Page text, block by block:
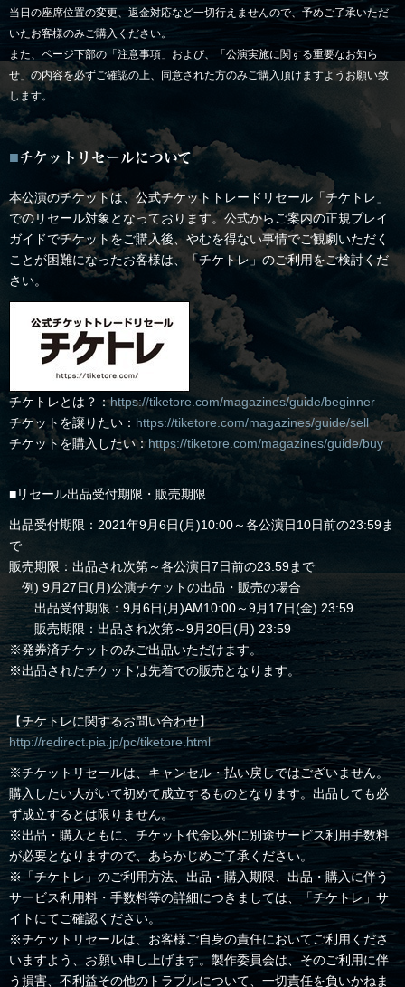
当日の座席位置の変更、返金対応など一切行えませんので、予めご了承いただ
いたお客様のみご購入ください。
また、ページ下部の「注意事項」および、「公演実施に関する重要なお知ら
せ」の内容を必ずご確認の上、同意された方のみご購入頂けますようお願い致
します。
チケットリセールについて
本公演のチケットは、公式チケットトレードリセール「チケトレ」
でのリセール対象となっております。公式からご案内の正規プレイ
ガイドでチケットをご購入後、やむを得ない事情でご観劇いただく
ことが困難になったお客様は、「チケトレ」のご利用をご検討くだ
さい。
チケトレとは？：https://tiketore.com/magazines/guide/beginner
チケットを譲りたい： https://tiketore.com/magazines/guide/sell
チケットを購入したい：https://tiketore.com/magazines/guide/buy
■リセール出品受付期限・販売期限
出品受付期限：2021年9月6日(月)10:00～各公演日10日前の23:59ま
で
販売期限：出品され次第～各公演日7日前の23:59まで
例) 9月27日(月)公演チケットの出品・販売の場合
出品受付期限：9月6日(月)AM10:00～9月17日(金) 23:59
販売期限：出品され次第～9月20日(月) 23:59
※発券済チケットのみご出品いただけます。
※出品されたチケットは先着での販売となります。
【チケトレに関するお問い合わせ】
http://redirect.pia.jp/pc/tiketore.html
※チケットリセールは、キャンセル・払い戻しではございません。
購入したい人がいて初めて成立するものとなります。出品しても必
ず成立するとは限りません。
※出品・購入ともに、チケット代金以外に別途サービス利用手数料
が必要となりますので、あらかじめご了承ください。
※「チケトレ」のご利用方法、出品・購入期限、出品・購入に伴う
サービス利用料・手数料等の詳細につきましては、「チケトレ」サ
イトにてご確認ください。
※チケットリセールは、お客様ご自身の責任においてご利用くださ
いますよう、お願い申し上げます。製作委員会は、そのご利用に伴
う損害、不利益その他のトラブルについて、一切責任を負いかねま